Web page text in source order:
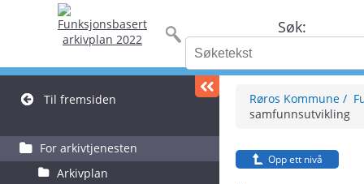
Søk:
Til fremsiden
For arkivtjenesten
Arkivplan
Røros Kommune
samfunnsutvikling
Opp ett nivå